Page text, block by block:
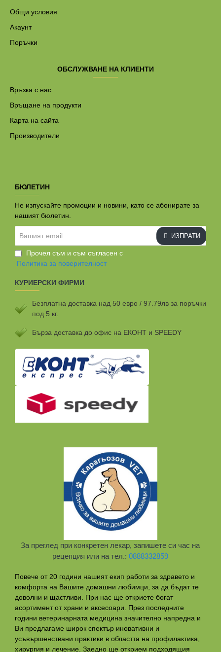
Общи условия
Акаунт
Поръчки
ОБСЛУЖВАНЕ НА КЛИЕНТИ
Връзка с нас
Връщане на продукти
Карта на сайта
Производители
БЮЛЕТИН
Не изпускайте промоции и новини, като се абонирате за
нашият бюлетин.
email
ИЗПРАТИ
Прочел съм и съм съгласен с
Политика за поверителност
КУРИЕРСКИ ФИРМИ
Безплатна доставка над 50 евро / 97.79лв за поръчки
под 5 кг.
Бързa доставка до офис на ЕКОНТ и SPEEDY
За преглед при конкретен лекар, запишете си час на
рецепция или на тел.:0888332859
Повече от 20 години нашият екип работи за здравето и
комфорта на Вашите домашни любимци, за да бъдат те
доволни и щастливи. При нас ще откриете богат
асортимент от храни и аксесоари. През последните
години ветеринарната медицина значително напредна и
Ви предлагаме широк спектър иновативни и
усъвършенствани практики в областта на профилактикa,
хирургия и лечение. Заедно ще открием подходящия